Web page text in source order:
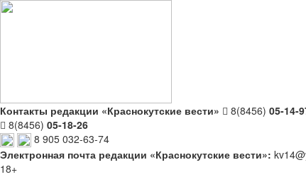
Контакты редакции «Краснокутские вести» 8(8456) 05-14-
8(8456) 05-18-26
8 905 032-63-74
Электронная почта редакции «Краснокутские вести»:
18+